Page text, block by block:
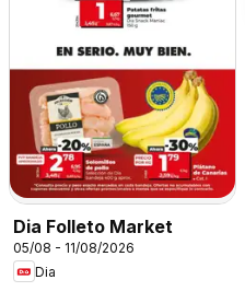
Dia Folleto Market
05/08 - 11/08/2026
Dia